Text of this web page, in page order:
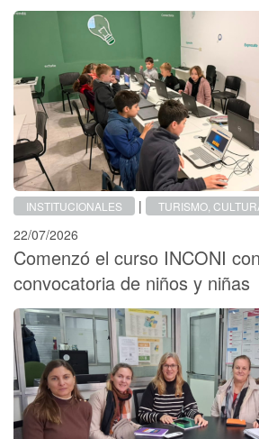
INSTITUCIONALES | TURISMO,
22/07/2026
Comenzó el curso INCONI
convocatoria de niños y niñas